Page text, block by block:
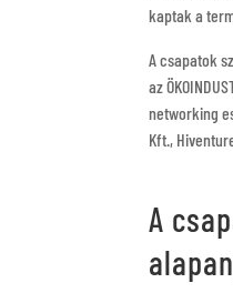
kaptak a
A csapatok
az
networking
Kft.,
A